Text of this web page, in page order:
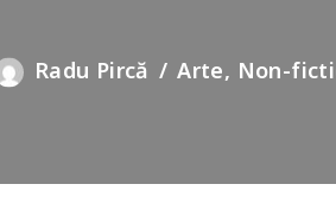
Radu Pircă Arte, Non-